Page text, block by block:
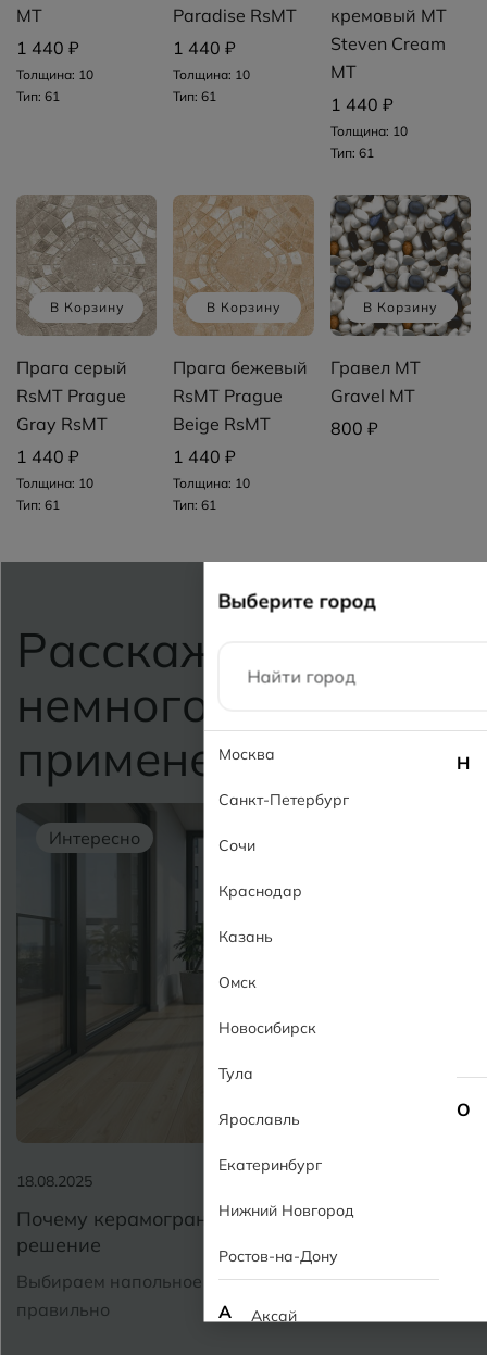
MT
1 440 ₽
Толщина: 10
Тип: 61
Paradise RsMT
1 440 ₽
Толщина: 10
Тип: 61
кремовый MT
Steven Cream
MT
1 440 ₽
Толщина: 10
Тип: 61
В Корзину
Прага серый
RsMT Prague
Gray RsMT
1 440 ₽
Толщина: 10
Тип: 61
В Корзину
Прага бежевый
RsMT Prague
Beige RsMT
1 440 ₽
Толщина: 10
Тип: 61
В Корзину
Гравел MT
Gravel MT
800 ₽
Расскажем
немного о
применении
Интересно
18.08.2025
Почему керамогранит на балкон лучшее
решение
Выбираем напольное покрытие на балкон
правильно
Выберите город
Москва
Санкт-Петербург
Сочи
Краснодар
Казань
Омск
Новосибирск
Тула
Ярославль
Екатеринбург
Нижний Новгород
Ростов-на-Дону
А Аксай
Н
О